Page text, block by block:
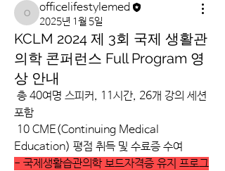
officelifestylemed
officelifestylemed
2025년 1월 5일
KCLM 2024 제 3회 국제 생활관
의학 콘퍼런스 Full Program 영
상 안내
총 40여명 스피커, 11시간, 26개 강의 세션
포함
10 CME(Continuing Medical
Education) 평점 취득 및 수료증 수여
- 국제생활습관의학 보드자격증 유지 프로그